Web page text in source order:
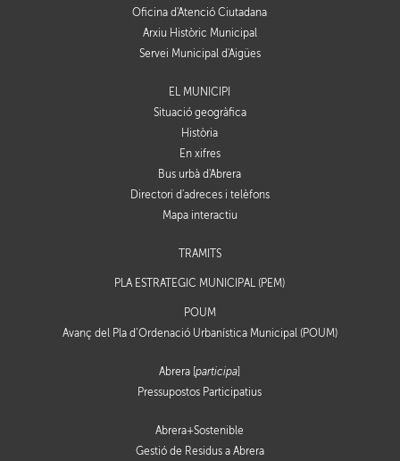
Oficina d'Atenció Ciutadana
Arxiu Històric Municipal
Servei Municipal d'Aigües
EL MUNICIPI
Situació geogràfica
Història
En xifres
Bus urbà d'Abrera
Directori d'adreces i telèfons
Mapa interactiu
TRÀMITS
PLA ESTRATÈGIC MUNICIPAL (PEM)
POUM
Avanç del Pla d’Ordenació Urbanística Municipal (POUM)
Abrera [participa
Pressupostos Participatius
Abrera+Sostenible
Gestió de Residus a Abrera